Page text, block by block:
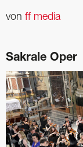
von ff media
Sakrale Oper